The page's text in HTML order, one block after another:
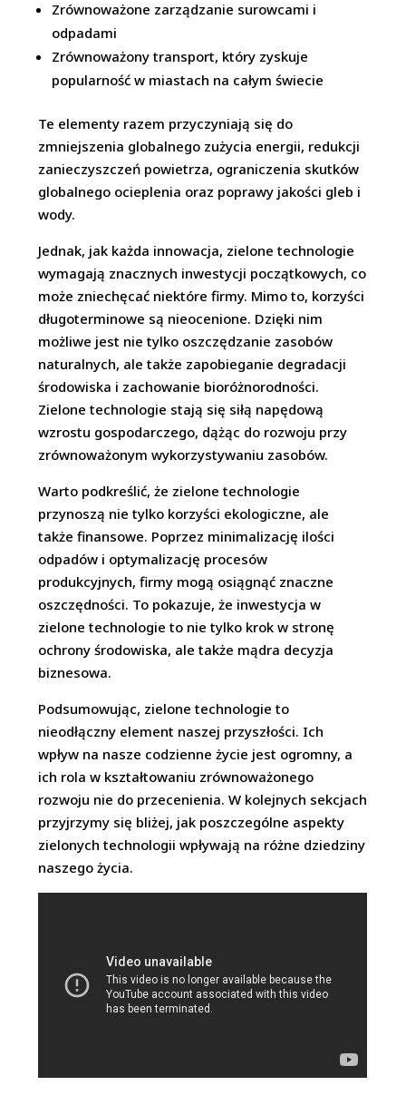
Zrównoważone zarządzanie surowcami i
odpadami
Zrównoważony transport, który zyskuje
popularność w miastach na całym świecie
Te elementy razem przyczyniają się do
zmniejszenia globalnego zużycia energii, redukcji
zanieczyszczeń powietrza, ograniczenia skutków
globalnego ocieplenia oraz poprawy jakości gleb i
wody.
Jednak, jak każda innowacja, zielone technologie
wymagają znacznych inwestycji początkowych, co
może zniechęcać niektóre firmy. Mimo to, korzyści
długoterminowe są nieocenione. Dzięki nim
możliwe jest nie tylko oszczędzanie zasobów
naturalnych, ale także zapobieganie degradacji
środowiska i zachowanie bioróżnorodności.
Zielone technologie stają się siłą napędową
wzrostu gospodarczego, dążąc do rozwoju przy
zrównoważonym wykorzystywaniu zasobów.
Warto podkreślić, że zielone technologie
przynoszą nie tylko korzyści ekologiczne, ale
także finansowe. Poprzez minimalizację ilości
odpadów i optymalizację procesów
produkcyjnych, firmy mogą osiągnąć znaczne
oszczędności. To pokazuje, że inwestycja w
zielone technologie to nie tylko krok w stronę
ochrony środowiska, ale także mądra decyzja
biznesowa.
Podsumowując, zielone technologie to
nieodłączny element naszej przyszłości. Ich
wpływ na nasze codzienne życie jest ogromny, a
ich rola w kształtowaniu zrównoważonego
rozwoju nie do przecenienia. W kolejnych sekcjach
przyjrzymy się bliżej, jak poszczególne aspekty
zielonych technologii wpływają na różne dziedziny
naszego życia.